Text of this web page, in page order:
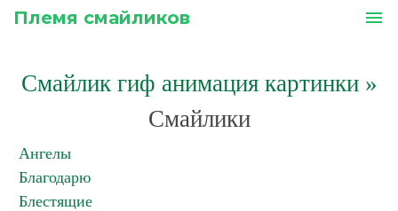
Племя смайликов menu
Смайлик гиф анимация картинки»
Смайлики
Ангелы
Благодарю
Блестящие